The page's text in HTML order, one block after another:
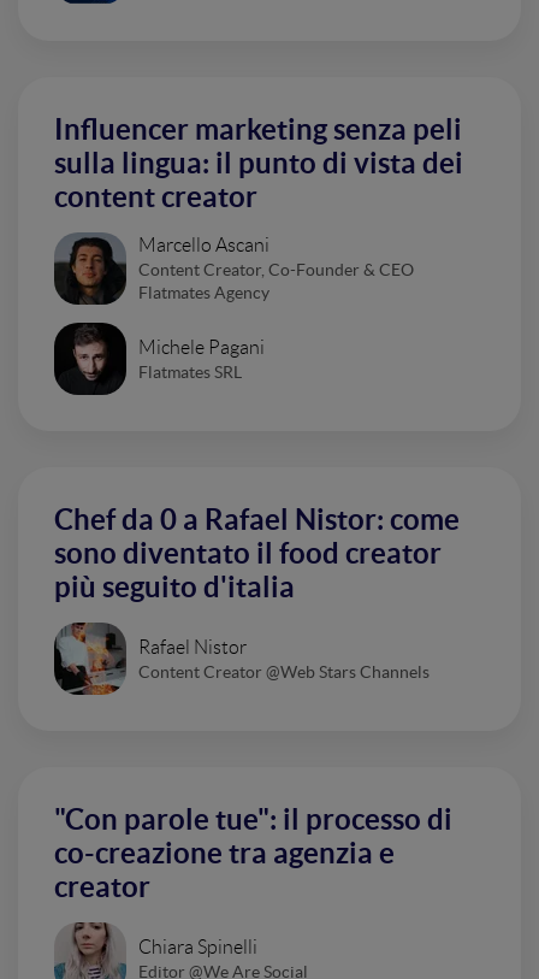
Influencer marketing senza peli
sulla lingua: il punto di vista dei
content creator
Marcello Ascani
Content Creator, Co-Founder & CEO
Flatmates Agency
Michele Pagani
Flatmates SRL
Chef da 0 a Rafael Nistor: come
sono diventato il food creator
più seguito d'italia
Rafael Nistor
Content Creator @Web Stars Channels
"Con parole tue": il processo di
co-creazione tra agenzia e
creator
Chiara Spinelli
Editor @We Are Social